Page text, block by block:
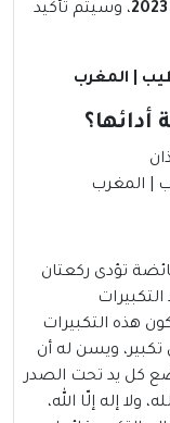
، وسيتم تأكيد
تؤدى ركعتان
هذه التكبيرات
تكبير، ويسن له أن
كل يد تحت الصدر
ولا إله إلّا الله،